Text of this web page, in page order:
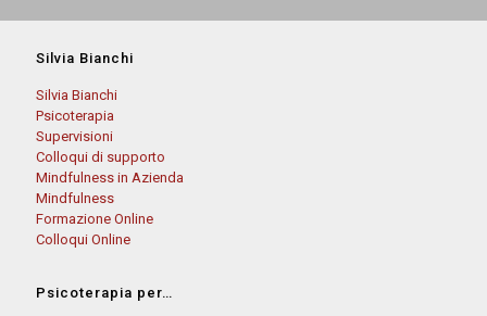
Silvia Bianchi
Silvia Bianchi
Psicoterapia
Supervisioni
Colloqui di supporto
Mindfulness in Azienda
Mindfulness
Formazione Online
Colloqui Online
Psicoterapia per…